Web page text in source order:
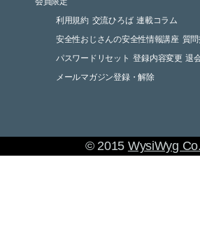
利用規約 交流ひろば 連載コラム
安全性おじさんの安全性情報講座 質
パスワードリセット 登録内容変更 退
メールマガジン登録・解除
© 2015 WysiWyg